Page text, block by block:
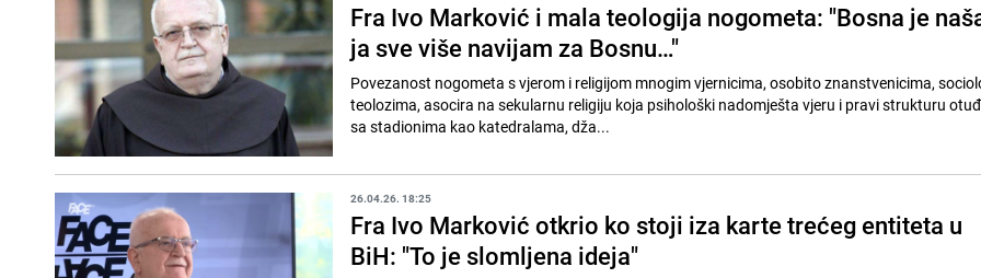
Fra Ivo Marković i mala teologija nogometa: "Bosna je
ja sve više navijam za Bosnu…"
Povezanost nogometa s vjerom i religijom mnogim vjernicima, osobito znanstvenicima,
teolozima, asocira na sekularnu religiju koja psihološki nadomješta vjeru i pravi strukturu
sa stadionima kao katedralama, dža...
26.04.26. 18:25
Fra Ivo Marković otkrio ko stoji iza karte trećeg entiteta u
BiH: "To je slomljena ideja"